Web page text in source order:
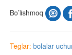
Bo’lishmoq
Teglar: bolalar